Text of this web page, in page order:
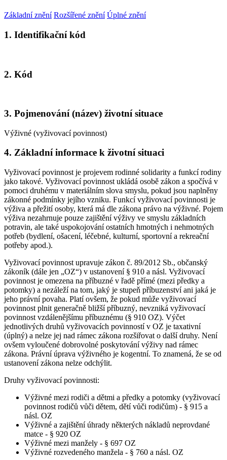
Základní znění Rozšířené znění Úplné znění
1. Identifikační kód
2. Kód
3. Pojmenování (název) životní situace
Výživné (vyživovací povinnost)
4. Základní informace k životní situaci
Vyživovací povinnost je projevem rodinné solidarity a funkcí rodiny
jako takové. Vyživovací povinnost ukládá osobě zákon a spočívá v
pomoci druhému v materiálním slova smyslu, pokud jsou naplněny
zákonné podmínky jejího vzniku. Funkcí vyživovací povinnosti je
výživa a přežití osoby, která má dle zákona právo na výživné. Pojem
výživa nezahrnuje pouze zajištění výživy ve smyslu základních
potravin, ale také uspokojování ostatních hmotných i nehmotných
potřeb (bydlení, ošacení, léčebné, kulturní, sportovní a rekreační
potřeby apod.).
Vyživovací povinnost upravuje zákon č. 89/2012 Sb., občanský
zákoník (dále jen „OZ“) v ustanovení § 910 a násl. Vyživovací
povinnost je omezena na příbuzné v řadě přímé (mezi předky a
potomky) a nezáleží na tom, jaký je stupeň příbuzenství ani jaká je
jeho právní povaha. Platí ovšem, že pokud může vyživovací
povinnost plnit generačně bližší příbuzný, nevzniká vyživovací
povinnost vzdálenějšímu příbuznému (§ 910 OZ). Výčet
jednotlivých druhů vyživovacích povinností v OZ je taxativní
(úplný) a nelze jej nad rámec zákona rozšiřovat o další druhy. Není
ovšem vyloučené dobrovolné poskytování výživy nad rámec
zákona. Právní úprava výživného je kogentní. To znamená, že se od
ustanovení zákona nelze odchýlit.
Druhy vyživovací povinnosti:
Výživné mezi rodiči a dětmi a předky a potomky (vyživovací
povinnost rodičů vůči dětem, dětí vůči rodičům) - § 915 a
násl. OZ
Výživné a zajištění úhrady některých nákladů neprovdané
matce - § 920 OZ
Výživné mezi manžely - § 697 OZ
Výživné rozvedeného manžela - § 760 a násl. OZ